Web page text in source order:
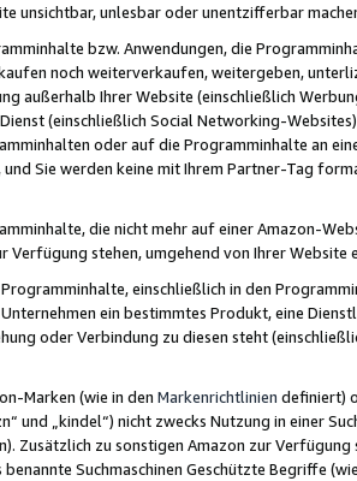
unsichtbar, unlesbar oder unentzifferbar
bzw. Anwendungen, die
noch weiterverkaufen, weitergeben,
außerhalb Ihrer Website (einschließlich
(einschließlich Social Networking-
oder auf die Programminhalte an
Sie werden keine mit Ihrem Partner-Tag
die nicht mehr auf einer Amazon-
Verfügung stehen, umgehend von Ihrer
einschließlich in den
ein bestimmtes Produkt, eine
oder Verbindung zu diesen steht
Marken (wie in den Markenrichtlinien definiert)
und „kindel“) nicht zwecks Nutzung in einer
Zusätzlich zu sonstigen Amazon zur
benannte Suchmaschinen Geschützte Begriffe